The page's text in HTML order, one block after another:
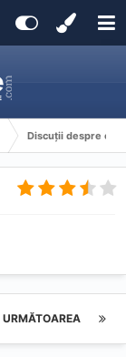
Discuții despre
URMĂTOAREA